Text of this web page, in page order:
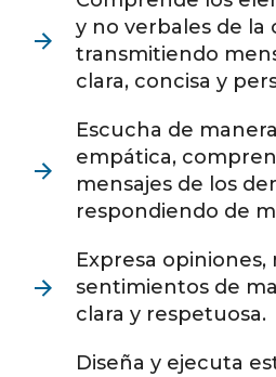
y no verbales de la
transmitiendo
clara, concisa y
Escucha de
empática,
mensajes de los
respondiendo de
Expresa opiniones,
sentimientos de
clara y respetuosa.
Diseña y ejecuta